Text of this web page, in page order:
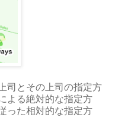
司とその上司の指定方
よる絶対的な指定方
った相対的な指定方